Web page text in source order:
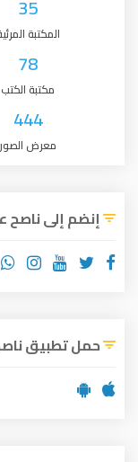
35
المكتبة
78
مكتبة الكتب
444
معرض الصور
إنضم إلى ناصح
حمل تطبيق